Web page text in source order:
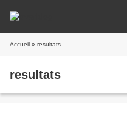
Accueil » resultats
resultats